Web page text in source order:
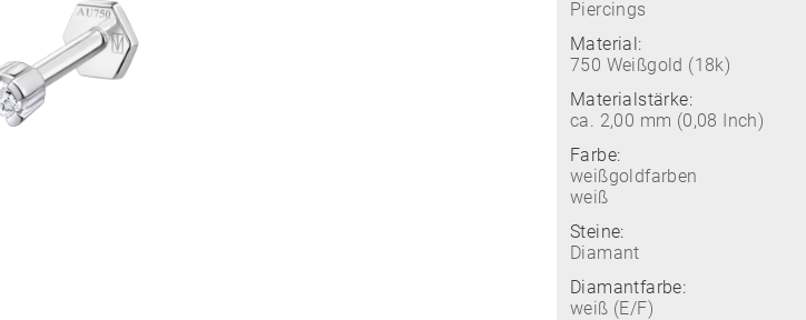
Piercings
Material:
750 Weißgold (18k)
Materialstärke:
ca. 2,00 mm (0,08 Inch)
Farbe:
weißgoldfarben
weiß
Steine:
Diamant
Diamantfarbe:
weiß (E/F)